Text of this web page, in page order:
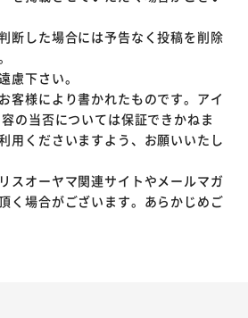
断した場合には予告なく投稿を削除
慮下さい。
客様により書かれたものです。アイ
の当否については保証できかねま
用くださいますよう、お願いいたし
スオーヤマ関連サイトやメールマガ
く場合がございます。あらかじめご